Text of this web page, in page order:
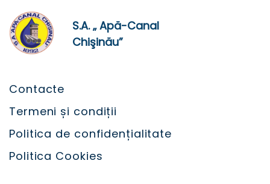
S.A. „ Apă-Canal
Chişinău”
Contacte
Termeni și condiții
Politica de confidențialitate
Politica Cookies